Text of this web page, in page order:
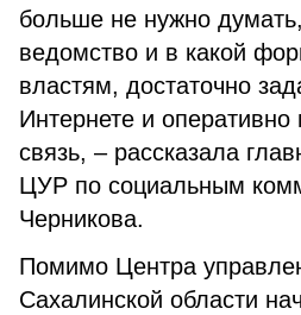
больше не нужно
ведомство и в какой
властям, достаточно
Интернете и оперативно
связь, – рассказала
ЦУР по социальным
Черникова.
Помимо Центра
Сахалинской области